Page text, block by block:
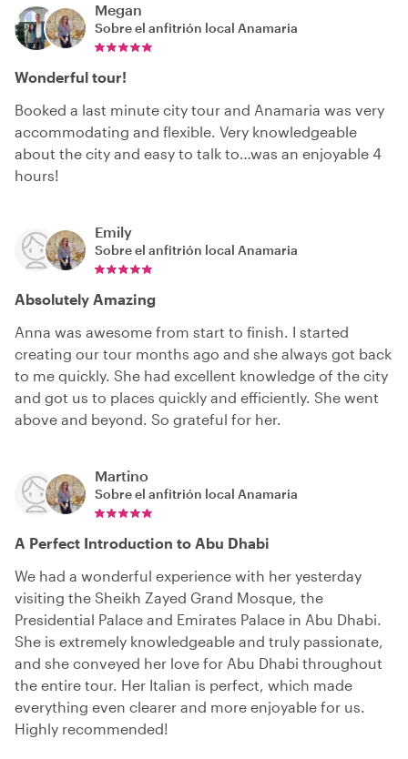
Megan
Sobre el anfitrión local Anamaria
Wonderful tour!
Booked a last minute city tour and Anamaria was very
accommodating and flexible. Very knowledgeable
about the city and easy to talk to…was an enjoyable 4
hours!
Emily
Sobre el anfitrión local Anamaria
Absolutely Amazing
Anna was awesome from start to finish. I started
creating our tour months ago and she always got back
to me quickly. She had excellent knowledge of the city
and got us to places quickly and efficiently. She went
above and beyond. So grateful for her.
Martino
Sobre el anfitrión local Anamaria
A Perfect Introduction to Abu Dhabi
We had a wonderful experience with her yesterday
visiting the Sheikh Zayed Grand Mosque, the
Presidential Palace and Emirates Palace in Abu Dhabi.
She is extremely knowledgeable and truly passionate,
and she conveyed her love for Abu Dhabi throughout
the entire tour. Her Italian is perfect, which made
everything even clearer and more enjoyable for us.
Highly recommended!